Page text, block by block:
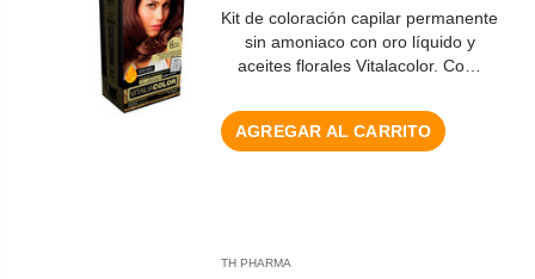
Kit de coloración capilar permanente
sin amoniaco con oro líquido y
aceites florales Vitalacolor. Co…
AGREGAR AL CARRITO
TH PHARMA